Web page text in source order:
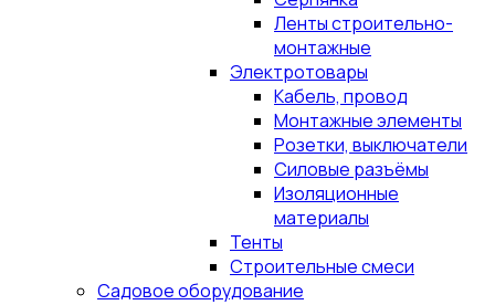
Ленты строительно-
монтажные
Электротовары
Кабель, провод
Монтажные элементы
Розетки, выключатели
Силовые разъёмы
Изоляционные
материалы
Тенты
Строительные смеси
Садовое оборудование